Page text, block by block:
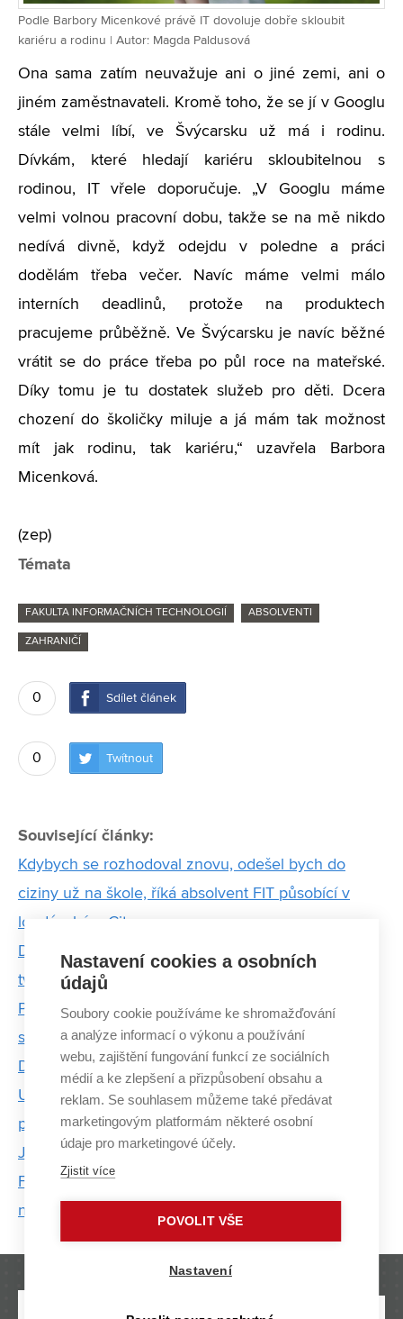
Podle Barbory Micenkové právě IT dovoluje dobře skloubit
kariéru a rodinu | Autor: Magda Paldusová
Ona sama zatím neuvažuje ani o jiné zemi, ani o
jiném zaměstnavateli. Kromě toho, že se jí v Googlu
stále velmi líbí, ve Švýcarsku už má i rodinu.
Dívkám, které hledají kariéru skloubitelnou s
rodinou, IT vřele doporučuje. „V Googlu máme
velmi volnou pracovní dobu, takže se na mě nikdo
nedívá divně, když odejdu v poledne a práci
dodělám třeba večer. Navíc máme velmi málo
interních deadlinů, protože na produktech
pracujeme průběžně. Ve Švýcarsku je navíc běžné
vrátit se do práce třeba po půl roce na mateřské.
Díky tomu je tu dostatek služeb pro děti. Dcera
chození do školičky miluje a já mám tak možnost
mít jak rodinu, tak kariéru,“ uzavřela Barbora
Micenková.
(zep)
Témata
FAKULTA INFORMAČNÍCH TECHNOLOGIÍ ABSOLVENTI
ZAHRANIČÍ
0 Sdílet článek
0 Twítnout
Související články:
Kdybych se rozhodoval znovu, odešel bych do
ciziny už na škole, říká absolvent FIT působící v
londýnském City
Dobrých vývojářů je málo. Česko je ale velmoc,
tvrdí Nohejl z STRV
Poznatky přibývají tak rychle, že není v lidských
silách informace třídit, myslí si absolventka FIT VUT
Drahomíra Herrmannová
Umělá inteligence pouze rozšíří inteligenci
přirozenou, tvrdí Mikolov z Facebooku
Jaké nebezpečí hrozí ve virtuální realitě? Student z
FIT pomohl americkým vědcům odhalit
nedostatečné zabezpečení
Nastavení cookies a osobních
údajů
Soubory cookie používáme ke shromažďování
a analýze informací o výkonu a používání
webu, zajištění fungování funkcí ze sociálních
médií a ke zlepšení a přizpůsobení obsahu a
reklam. Se souhlasem můžeme také předávat
marketingovým platformám některé osobní
údaje pro marketingové účely.
Zjistit více
POVOLIT VŠE
Nastavení